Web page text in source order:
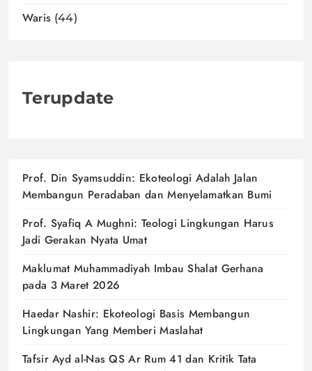
Waris (44)
Terupdate
Prof. Din Syamsuddin: Ekoteologi Adalah Jalan
Membangun Peradaban dan Menyelamatkan Bumi
Prof. Syafiq A Mughni: Teologi Lingkungan Harus
Jadi Gerakan Nyata Umat
Maklumat Muhammadiyah Imbau Shalat Gerhana
pada 3 Maret 2026
Haedar Nashir: Ekoteologi Basis Membangun
Lingkungan Yang Memberi Maslahat
Tafsir Ayd al-Nas QS Ar Rum 41 dan Kritik Tata